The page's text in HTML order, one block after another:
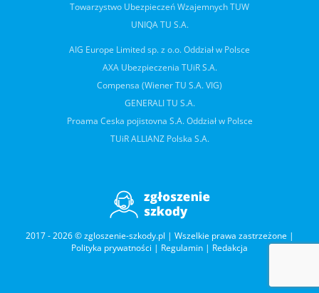
Towarzystwo Ubezpieczeń Wzajemnych TUW
UNIQA TU S.A.
AIG Europe Limited sp. z o.o. Oddział w Polsce
AXA Ubezpieczenia TUiR S.A.
Compensa (Wiener TU S.A. VIG)
GENERALI TU S.A.
Proama Ceska pojistovna S.A. Oddział w Polsce
TUiR ALLIANZ Polska S.A.
2017 - 2026 © zgloszenie-szkody.pl | Wszelkie prawa zastrzeżone |
Polityka prywatności | Regulamin | Redakcja